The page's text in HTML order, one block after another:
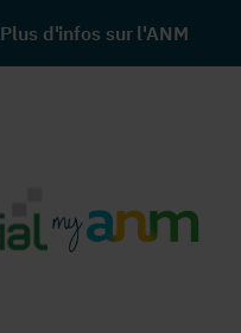
Plus d'infos sur l'ANM